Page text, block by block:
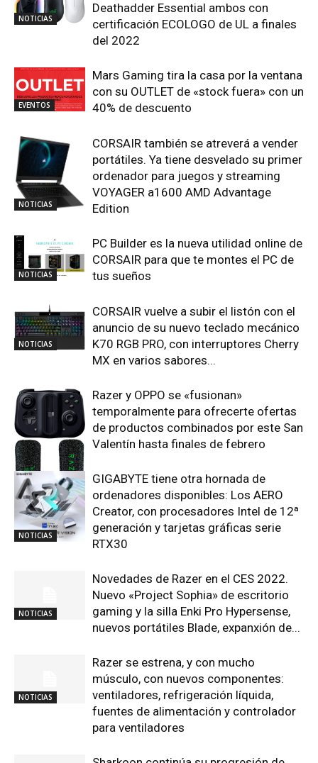
NOTICIAS
Deathadder Essential ambos con
certificación ECOLOGO de UL a finales
del 2022
EVENTOS
Mars Gaming tira la casa por la ventana
con su OUTLET de «stock fuera» con un
40% de descuento
NOTICIAS
CORSAIR también se atreverá a vender
portátiles. Ya tiene desvelado su primer
ordenador para juegos y streaming
VOYAGER a1600 AMD Advantage
Edition
NOTICIAS
PC Builder es la nueva utilidad online de
CORSAIR para que te montes el PC de
tus sueños
NOTICIAS
CORSAIR vuelve a subir el listón con el
anuncio de su nuevo teclado mecánico
K70 RGB PRO, con interruptores Cherry
MX en varios sabores...
NOTICIAS
Razer y OPPO se «fusionan»
temporalmente para ofrecerte ofertas
de productos combinados por este San
Valentín hasta finales de febrero
NOTICIAS
GIGABYTE tiene otra hornada de
ordenadores disponibles: Los AERO
Creator, con procesadores Intel de 12ª
generación y tarjetas gráficas serie
RTX30
NOTICIAS
Novedades de Razer en el CES 2022.
Nuevo «Project Sophia» de escritorio
gaming y la silla Enki Pro Hypersense,
nuevos portátiles Blade, expanxión de...
NOTICIAS
Razer se estrena, y con mucho
músculo, con nuevos componentes:
ventiladores, refrigeración líquida,
fuentes de alimentación y controlador
para ventiladores